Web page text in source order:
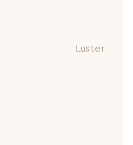
Luster